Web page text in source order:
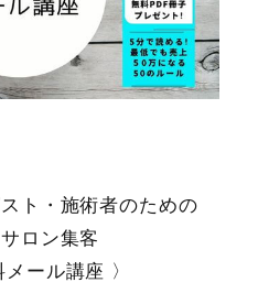
ト・施術者のための
ロン集客
メール講座 〉